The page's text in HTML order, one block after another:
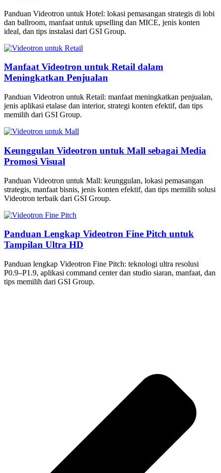
Panduan Videotron untuk Hotel: lokasi pemasangan strategis di lobi
dan ballroom, manfaat untuk upselling dan MICE, jenis konten
ideal, dan tips instalasi dari GSI Group.
Manfaat Videotron untuk Retail dalam
Meningkatkan Penjualan
Panduan Videotron untuk Retail: manfaat meningkatkan penjualan,
jenis aplikasi etalase dan interior, strategi konten efektif, dan tips
memilih dari GSI Group.
Keunggulan Videotron untuk Mall sebagai Media
Promosi Visual
Panduan Videotron untuk Mall: keunggulan, lokasi pemasangan
strategis, manfaat bisnis, jenis konten efektif, dan tips memilih solusi
Videotron terbaik dari GSI Group.
Panduan Lengkap Videotron Fine Pitch untuk
Tampilan Ultra HD
Panduan lengkap Videotron Fine Pitch: teknologi ultra resolusi
P0.9–P1.9, aplikasi command center dan studio siaran, manfaat, dan
tips memilih dari GSI Group.